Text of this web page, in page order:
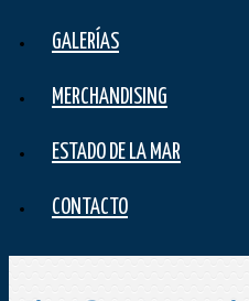
GALERÍAS
MERCHANDISING
ESTADO DE LA MAR
CONTACTO